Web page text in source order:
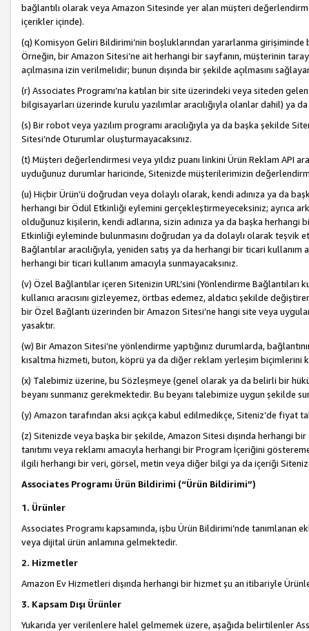
bağlantılı olarak veya Amazon Sitesinde yer alan müşteri
içerikler içinde).
(q) Komisyon Geliri Bildirimi’nin boşluklarından yararlanma
Örneğin, bir Amazon Sitesi’ne ait herhangi bir sayfanın, müşterinin
açılmasına izin verilmelidir; bunun dışında bir şekilde açılmasını
(r) Associates Programı’na katılan bir site üzerindeki veya siteden
bilgisayarları üzerinde kurulu yazılımlar aracılığıyla olanlar dahil) ya
(s) Bir robot veya yazılım programı aracılığıyla ya da başka şekilde
Sitesi’nde Oturumlar oluşturmayacaksınız.
(t) Müşteri değerlendirmesi veya yıldız puanı linkini Ürün Reklam API
uyduğunuz durumlar haricinde, Sitenizde müşterilerimizin
(u) Hiçbir Ürün’ü doğrudan veya dolaylı olarak, kendi adınıza ya da
herhangi bir Ödül Etkinliği eylemini gerçekleştirmeyeceksiniz; ayrıca
olduğunuz kişilerin, kendi adlarına, sizin adınıza ya da başka herhangi
Etkinliği eyleminde bulunmasını doğrudan ya da dolaylı olarak teşvik
Bağlantılar aracılığıyla, yeniden satış ya da herhangi bir ticari
herhangi bir ticari kullanım amacıyla sunmayacaksınız.
(v) Özel Bağlantılar içeren Sitenizin URL’sini (Yönlendirme Bağlantıları
kullanıcı aracısını gizleyemez, örtbas edemez, aldatıcı şekilde
bir Özel Bağlantı üzerinden bir Amazon Sitesi’ne hangi site veya
yasaktır.
(w) Bir Amazon Sitesi’ne yönlendirme yaptığınız durumlarda,
kısaltma hizmeti, buton, köprü ya da diğer reklam yerleşim biçimlerini
(x) Talebimiz üzerine, bu Sözleşmeye (genel olarak ya da belirli bir
beyanı sunmanız gerekmektedir. Bu beyanı talebimize uygun şekilde
(y) Amazon tarafından aksi açıkça kabul edilmedikçe, Siteniz’de fiyat
(z) Sitenizde veya başka bir şekilde, Amazon Sitesi dışında herhangi
tanıtımı veya reklamı amacıyla herhangi bir Program İçeriğini
ilgili herhangi bir veri, görsel, metin veya diğer bilgi ya da içeriği
Associates Programı Ürün Bildirimi (“Ürün Bildirimi”)
1. Ürünler
Associates Programı kapsamında, işbu Ürün Bildirimi’nde
veya dijital ürün anlamına gelmektedir.
2. Hizmetler
Amazon Ev Hizmetleri dışında herhangi bir hizmet şu an itibariyle
3. Kapsam Dışı Ürünler
Yukarıda yer verilenlere halel gelmemek üzere, aşağıda belirtilenler